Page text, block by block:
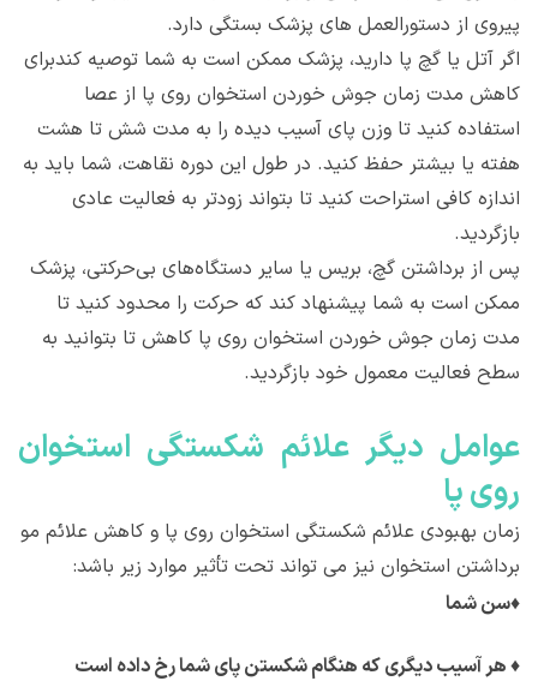
پیروی از دستورالعمل های پزشک بستگی دارد.
اگر آتل یا گچ پا دارید، پزشک ممکن است به شما توصیه کندبرای
کاهش مدت زمان جوش خوردن استخوان روی پا از عصا
استفاده کنید تا وزن پای آسیب دیده را به مدت شش تا هشت
هفته یا بیشتر حفظ کنید. در طول این دوره نقاهت، شما باید به
اندازه کافی استراحت کنید تا بتواند زودتر به فعالیت عادی
بازگردید.
پس از برداشتن گچ، بریس یا سایر دستگاه‌های بی‌حرکتی، پزشک
ممکن است به شما پیشنهاد کند که حرکت را محدود کنید تا
مدت زمان جوش خوردن استخوان روی پا کاهش تا بتوانید به
سطح فعالیت معمول خود بازگردید.
عوامل دیگر علائم شکستگی استخوان
روی پا
زمان بهبودی علائم شکستگی استخوان روی پا و کاهش علائم مو
برداشتن استخوان نیز می تواند تحت تأثیر موارد زیر باشد:
♦سن شما
♦هر آسیب دیگری که هنگام شکستن پای شما رخ داده است